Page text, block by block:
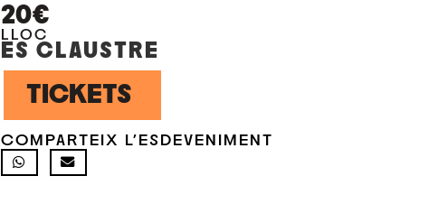
20€
LLOC
ES CLAUSTRE
TICKETS
COMPARTEIX L'ESDEVENIMENT